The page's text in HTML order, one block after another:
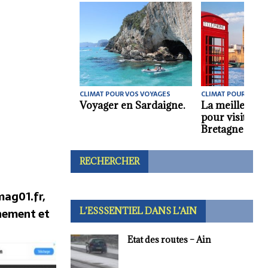
et
CLIMAT POUR VOS VOYAGES
Voyager en Sardaigne.
CLIMAT POUR VOS
La meilleure
pour visiter
Bretagne.
RECHERCHER
L’ESSSENTIEL DANS L’AIN
Etat des routes – Ain